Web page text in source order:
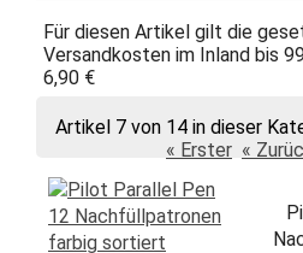
Für diesen Artikel gilt die
Versandkosten im Inland bis
6,90 €
Artikel 7 von 14 in dieser
« Erster «